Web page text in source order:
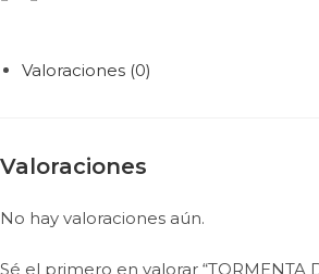
Valoraciones (0)
Valoraciones
No hay valoraciones aún.
Sé el primero en valorar “TORMENTA